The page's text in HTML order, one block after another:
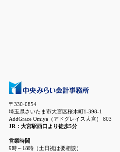
〒330-0854
埼玉県さいたま市大宮区桜木町1-398-1
AddGrace Omiya（アドグレイス大宮） 803
JR：大宮駅西口より徒歩5分
営業時間
9時～18時（土日祝は要相談）